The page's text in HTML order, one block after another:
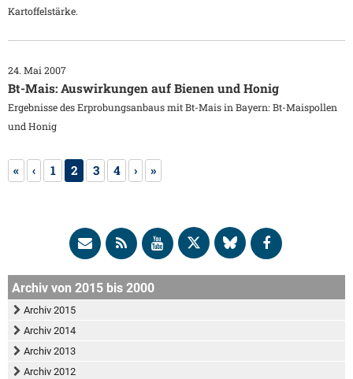
Kartoffelstärke.
24. Mai 2007
Bt-Mais: Auswirkungen auf Bienen und Honig
Ergebnisse des Erprobungsanbaus mit Bt-Mais in Bayern: Bt-Maispollen
und Honig
« ‹ 1 2 3 4 › »
Archiv von 2015 bis 2000
Archiv 2015
Archiv 2014
Archiv 2013
Archiv 2012